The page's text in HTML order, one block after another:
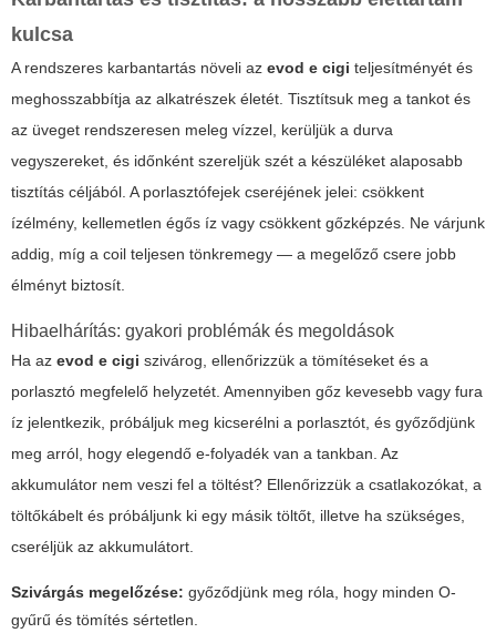
kulcsa
A rendszeres karbantartás növeli az evod e cigi teljesítményét és
meghosszabbítja az alkatrészek életét. Tisztítsuk meg a tankot és
az üveget rendszeresen meleg vízzel, kerüljük a durva
vegyszereket, és időnként szereljük szét a készüléket alaposabb
tisztítás céljából. A porlasztófejek cseréjének jelei: csökkent
ízélmény, kellemetlen égős íz vagy csökkent gőzképzés. Ne várjunk
addig, míg a coil teljesen tönkremegy — a megelőző csere jobb
élményt biztosít.
Hibaelhárítás: gyakori problémák és megoldások
Ha az evod e cigi szivárog, ellenőrizzük a tömítéseket és a
porlasztó megfelelő helyzetét. Amennyiben gőz kevesebb vagy fura
íz jelentkezik, próbáljuk meg kicserélni a porlasztót, és győződjünk
meg arról, hogy elegendő e-folyadék van a tankban. Az
akkumulátor nem veszi fel a töltést? Ellenőrizzük a csatlakozókat, a
töltőkábelt és próbáljunk ki egy másik töltőt, illetve ha szükséges,
cseréljük az akkumulátort.
Szivárgás megelőzése: győződjünk meg róla, hogy minden O-
gyűrű és tömítés sértetlen.